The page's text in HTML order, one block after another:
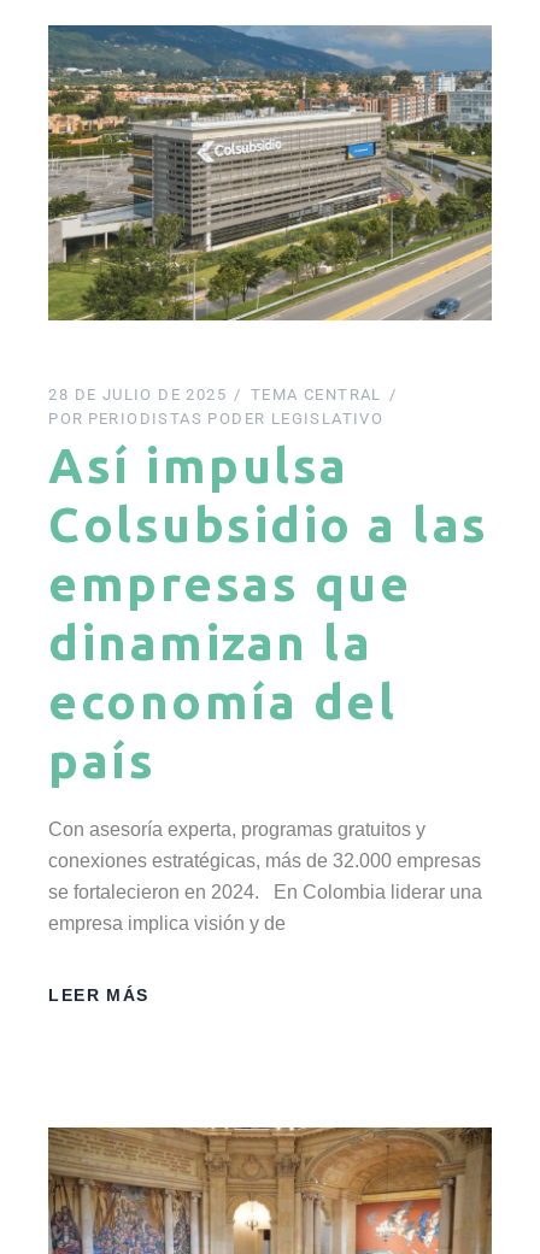
28 DE JULIO DE 2025
TEMA CENTRAL
POR PERIODISTAS PODER LEGISLATIVO
Así impulsa
Colsubsidio a las
empresas que
dinamizan la
economía del
país
Con asesoría experta, programas gratuitos y
conexiones estratégicas, más de 32.000 empresas
se fortalecieron en 2024. En Colombia liderar una
empresa implica visión y de
LEER MÁS